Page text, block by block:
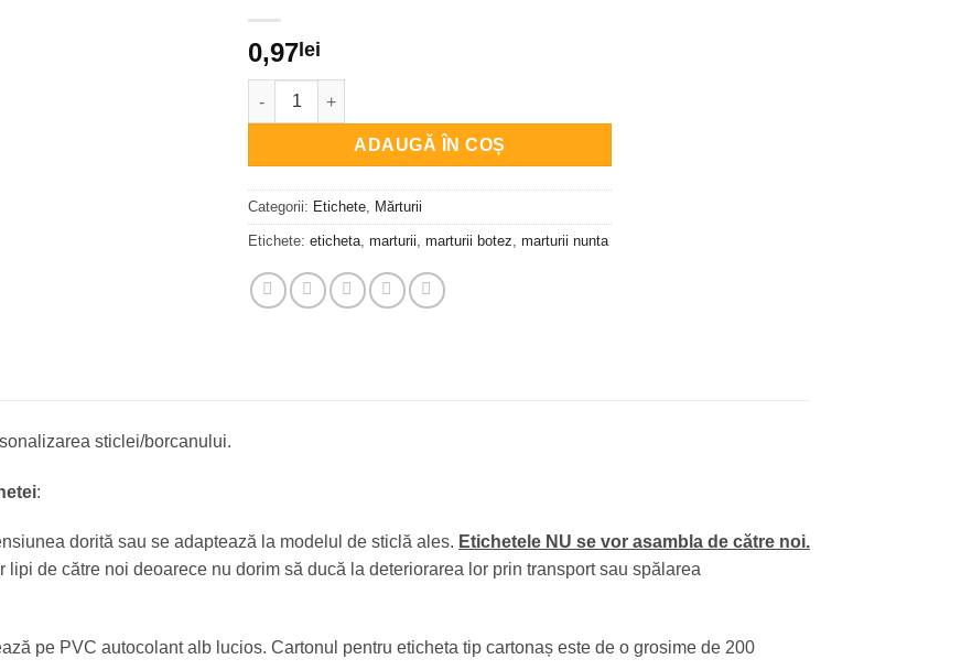
0,97 lei
Cantitate Model etichetă mărturii 37
ADAUGĂ ÎN COȘ
Categorii: Etichete Mărturii
Etichete: eticheta marturii marturii botez marturii nunta
sticlei/borcanului.
:
dorită sau se adaptează la modelul de sticlă ales. Etichetele NU se vor asambla de către noi.
lipi de către noi deoarece nu dorim să ducă la deteriorarea lor prin transport sau spălarea
pe PVC autocolant alb lucios. Cartonul pentru eticheta tip cartonaș este de o grosime de 200